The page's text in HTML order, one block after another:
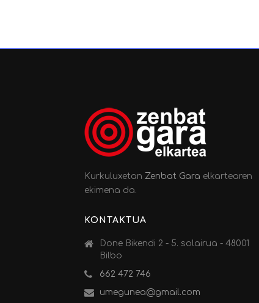
KurkuluxetanZenbat Gara elkartearen
ekimena da.
KONTAKTUA
Done Bikendi 2 - 5. solairua - 48001
Bilbo
662 472 746
umegunea@gmail.com